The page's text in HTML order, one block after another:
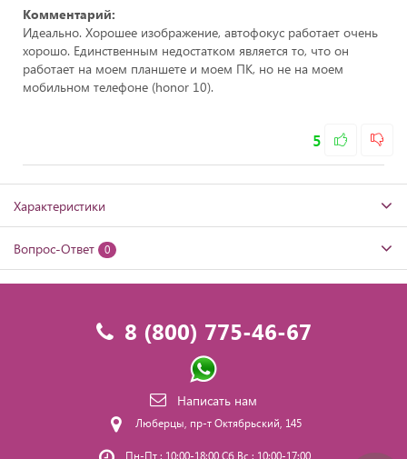
Комментарий:
Идеально. Хорошее изображение, автофокус работает очень
хорошо. Единственным недостатком является то, что он
работает на моем планшете и моем ПК, но не на моем
мобильном телефоне (honor 10).
5
Характеристики
Вопрос-Ответ 0
8 (800) 775-46-67
Написать нам
Люберцы, пр-т Октябрьский, 145
Пн-Пт : 10:00-18:00 Сб,Вс : 10:00-17:00